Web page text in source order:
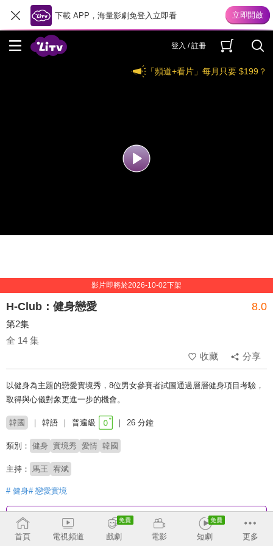
下載 APP，海量影劇免登入立即看
登入 / 註冊
「頻道+看片」每月只要 $199？
影片即將於2026-10-02下架
H-Club：健身戀愛 8.0
第2集
全 14 集
收藏
分享
以健身為主題的戀愛實境秀，8位男女參賽者試圖通過層層健身項目考驗，
取得與心儀對象更進一步的機會。
韓國 韓語 普遍級 26 分鐘
類別： 健身 實境秀 愛情 韓國
主持： 馬王 宥斌
# 健身# 戀愛實境
收回
首頁
電視頻道 戲劇 電影 短劇 更多